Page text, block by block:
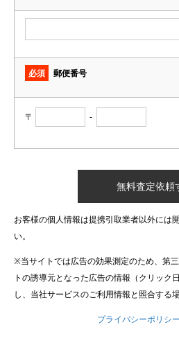
必須 郵便番号
〒 -
お客様の個人情報は提携引取業者以外には
い。
※当サイトでは広告の効果測定のため、第
トの誘導元となった広告の情報（クリック
し、当社サービスのご利用情報と照合する
プライバシーポリシ